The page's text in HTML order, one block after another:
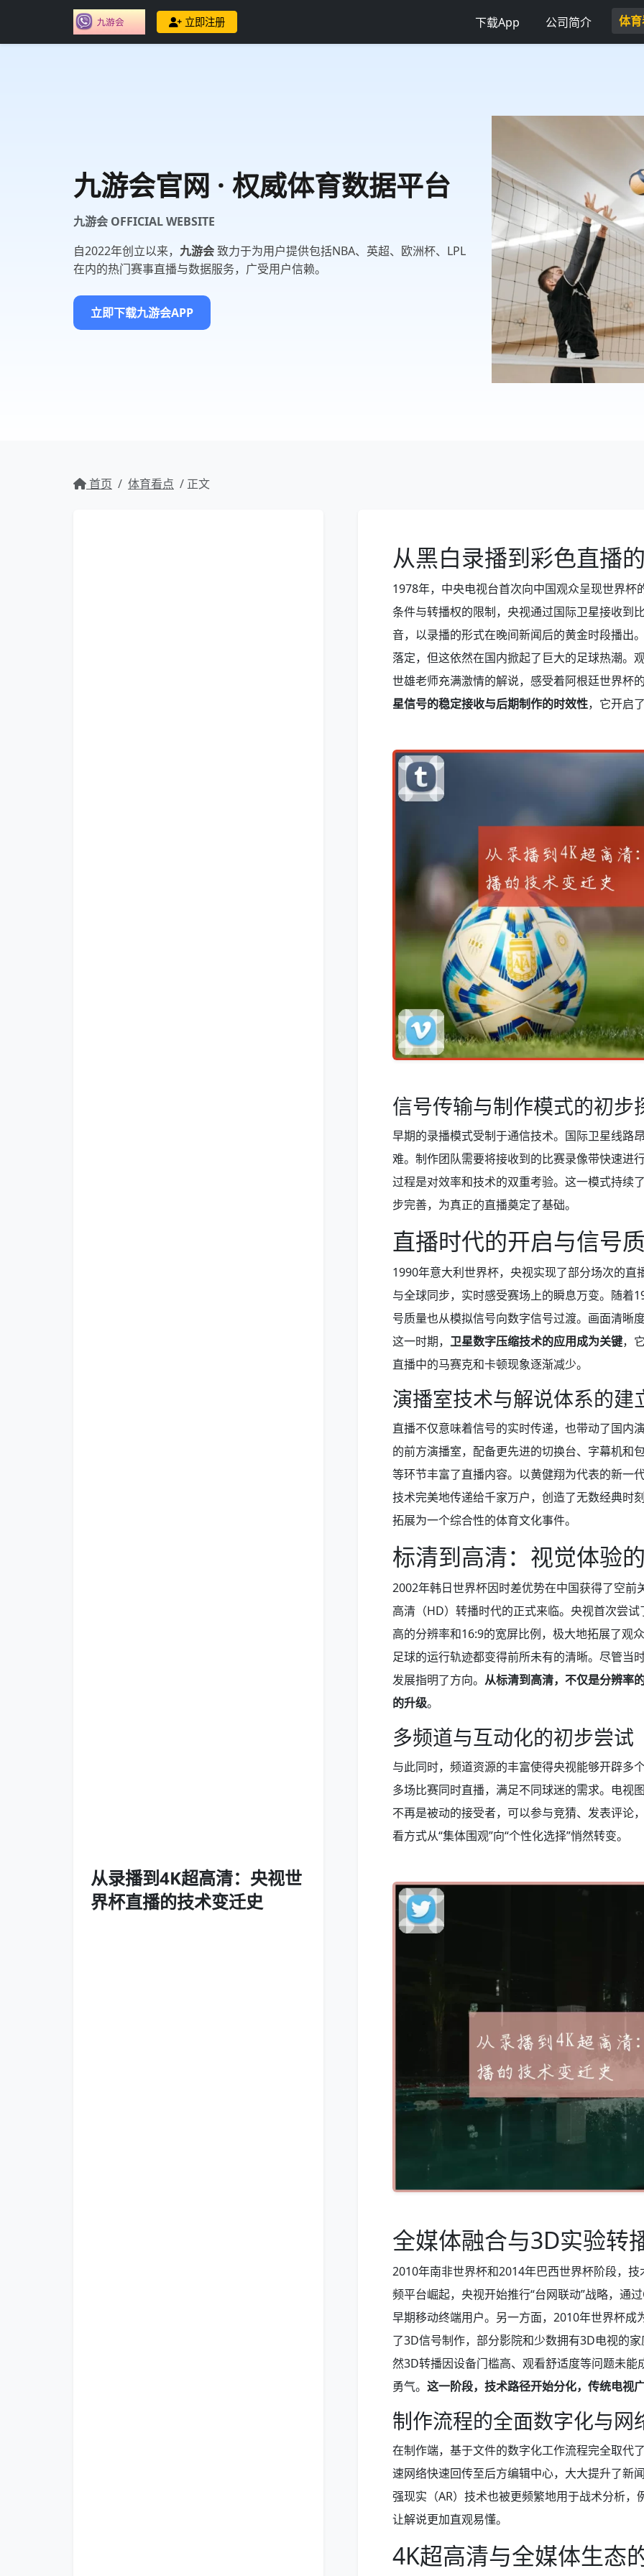
立即注册 下载App 公司简介 体
九游会官网 · 权威体育数据平台
九游会 OFFICIAL WEBSITE
自2022年创立以来， 九游会致力于为用户提供包括NBA、英超、欧洲杯、LPL
在内的热门赛事直播与数据服务，广受用户信赖。
立即下载九游会APP
首页 / 体育看点 / 正文
从录播到4K超高清：央视世
界杯直播的技术变迁史
从黑白录播到彩色直播
1978年，中央电视台首次向中国观众呈现世界
条件与转播权的限制，央视通过国际卫星接收到
音，以录播的形式在晚间新闻后的黄金时段播出
落定，但这依然在国内掀起了巨大的足球热潮。
世雄老师充满激情的解说，感受着阿根廷世界杯
星信号的稳定接收与后期制作的时效性，它开启
信号传输与制作模式的初步
早期的录播模式受制于通信技术。国际卫星线路
难。制作团队需要将接收到的比赛录像带快速进
过程是对效率和技术的双重考验。这一模式持续
步完善，为真正的直播奠定了基础。
直播时代的开启与信号
1990年意大利世界杯，央视实现了部分场次的
与全球同步，实时感受赛场上的瞬息万变。随着
号质量也从模拟信号向数字信号过渡。画面清晰
这一时期， 卫星数字压缩技术的应用成为关键，
直播中的马赛克和卡顿现象逐渐减少。
演播室技术与解说体系的建
直播不仅意味着信号的实时传递，也带动了国内
的前方演播室，配备更先进的切换台、字幕机和
等环节丰富了直播内容。以黄健翔为代表的新一
技术完美地传递给千家万户，创造了无数经典时
拓展为一个综合性的体育文化事件。
标清到高清：视觉体验
2002年韩日世界杯因时差优势在中国获得了空
高清（HD）转播时代的正式来临。央视首次尝
高的分辨率和16:9的宽屏比例，极大地拓展了观
足球的运行轨迹都变得前所未有的清晰。尽管当
发展指明了方向。 从标清到高清，不仅是分辨率
的升级。
多频道与互动化的初步尝试
与此同时，频道资源的丰富使得央视能够开辟多
多场比赛同时直播，满足不同球迷的需求。电视
不再是被动的接受者，可以参与竞猜、发表评论
看方式从“集体围观”向“个性化选择”悄然转变。
全媒体融合与3D实验转
2010年南非世界杯和2014年巴西世界杯阶段，技
频平台崛起，央视开始推行“台网联动”战略，通
早期移动终端用户。另一方面，2010年世界杯
了3D信号制作，部分影院和少数拥有3D电视的
然3D转播因设备门槛高、观看舒适度等问题未
勇气。 这一阶段，技术路径开始分化，传统电视
制作流程的全面数字化与网
在制作端，基于文件的数字化工作流程完全取代
速网络快速回传至后方编辑中心，大大提升了新
强现实（AR）技术也被更频繁地用于战术分析，
让解说更加直观易懂。
4K超高清与全媒体生态